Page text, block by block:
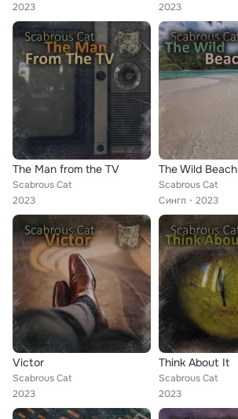
2023
2023
The Man from the TV
Scabrous Cat
2023
The Wild Beach
Scabrous Cat
Сингл
2023
Victor
Scabrous Cat
2023
Think About It
Scabrous Cat
2023